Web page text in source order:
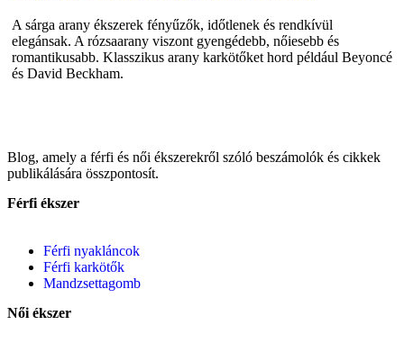
A sárga arany ékszerek fényűzők, időtlenek és rendkívül
elegánsak. A rózsaarany viszont gyengédebb, nőiesebb és
romantikusabb. Klasszikus arany karkötőket hord például Beyoncé
és David Beckham.
Blog, amely a férfi és női ékszerekről szóló beszámolók és cikkek
publikálására összpontosít.
Férfi ékszer
Férfi nyakláncok
Férfi karkötők
Mandzsettagomb
Női ékszer